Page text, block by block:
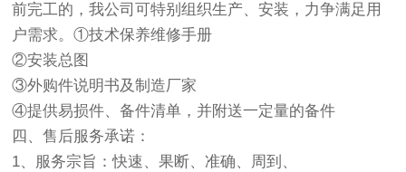
前完工的，我公司可特别组织生产、安装，力争满足用
户需求。①技术保养维修手册
②安装总图
③外购件说明书及制造厂家
④提供易损件、备件清单，并附送一定量的备件
四、售后服务承诺：
1、服务宗旨：快速、果断、准确、周到、